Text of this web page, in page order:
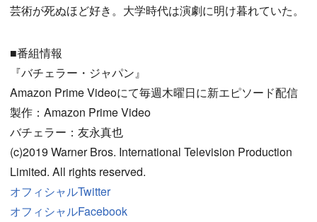
芸術が死ぬほど好き。大学時代は演劇に明け暮れていた。
■番組情報
『バチェラー・ジャパン』
Amazon Prime Videoにて毎週木曜日に新エピソード配信
製作：Amazon Prime Video
バチェラー：友永真也
(c)2019 Warner Bros. International Television Production
Limited. All rights reserved.
オフィシャルTwitter
オフィシャルFacebook